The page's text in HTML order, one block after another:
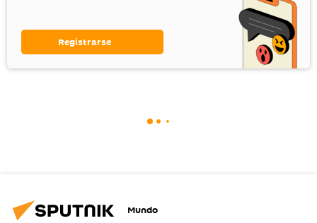
Registrarse
Mundo